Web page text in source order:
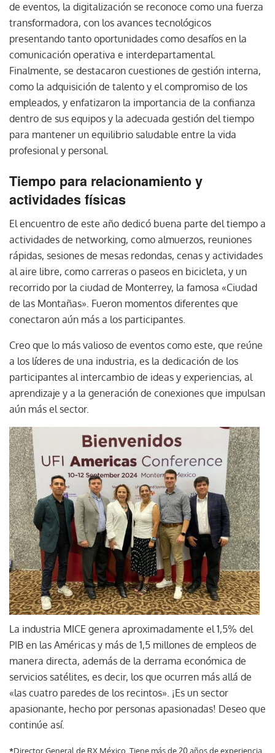
de eventos, la digitalización se reconoce como una fuerza
transformadora, con los avances tecnológicos
presentando tanto oportunidades como desafíos en la
comunicación operativa e interdepartamental.
Finalmente, se destacaron cuestiones de gestión interna,
como la adquisición de talento y el compromiso de los
empleados, y enfatizaron la importancia de la confianza
dentro de sus equipos y la adecuada gestión del tiempo
para mantener un equilibrio saludable entre la vida
profesional y personal.
Tiempo para relacionamiento y
actividades físicas
El encuentro de este año dedicó buena parte del tiempo a
actividades de networking, como almuerzos, reuniones
rápidas, sesiones de mesas redondas, cenas y actividades
al aire libre, como carreras o paseos en bicicleta, y un
recorrido por la ciudad de Monterrey, la famosa «Ciudad
de las Montañas». Fueron momentos diferentes que
conectaron aún más a los participantes.
Creo que lo más valioso de eventos como este, que reúne
a los líderes de una industria, es la dedicación de los
participantes al intercambio de ideas y experiencias, al
aprendizaje y a la generación de conexiones que impulsan
aún más el sector.
La industria MICE genera aproximadamente el 1,5% del
PIB en las Américas y más de 1,5 millones de empleos de
manera directa, además de la derrama económica de
servicios satélites, es decir, los que ocurren más allá de
«las cuatro paredes de los recintos». ¡Es un sector
apasionante, hecho por personas apasionadas! Deseo que
continúe así.
*Director General de RX México. Tiene más de 20 años de experiencia